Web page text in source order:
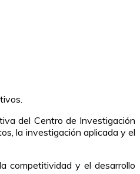
del Centro de Investigación
la investigación aplicada y el
competitividad y el desarrollo